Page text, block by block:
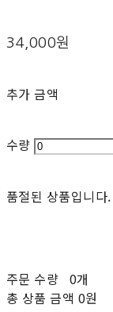
34,000원
추가 금액
수량
품절된 상품입니다.
주문 수량 0개
총 상품 금액 0원